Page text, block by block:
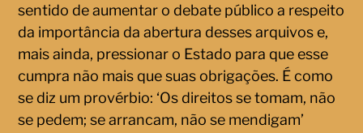
sentido de aumentar o debate público a respeito
da importância da abertura desses arquivos e,
mais ainda, pressionar o Estado para que esse
cumpra não mais que suas obrigações. É como
se diz um provérbio: ‘Os direitos se tomam, não
se pedem; se arrancam, não se mendigam’